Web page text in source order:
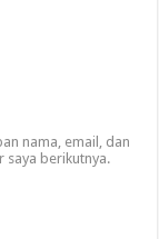
nama, email, dan
saya berikutnya.